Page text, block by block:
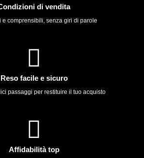
di vendita
e comprensibili, senza giri di parole
Reso facile e sicuro
passaggi per restituire il tuo acquisto
Affidabilità top